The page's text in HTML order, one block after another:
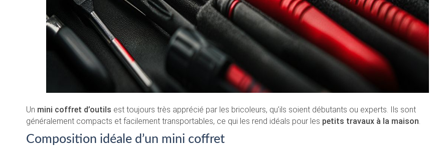
Un mini coffret d’outils est toujours très apprécié par les bricoleurs, qu’ils soient débutants ou experts. Ils sont
généralement compacts et facilement transportables, ce qui les rend idéals pour les petits travaux à la maison
Composition idéale d’un mini coffret